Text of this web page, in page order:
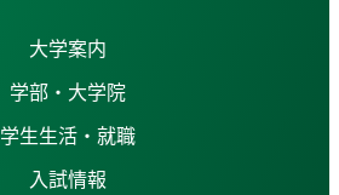
大学案内
学部・大学院
学生生活・就職
入試情報